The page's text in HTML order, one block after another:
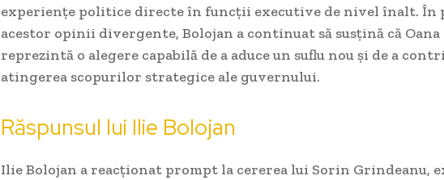
experiențe politice directe în funcții executive de nivel înalt. În
acestor opinii divergente, Bolojan a continuat să susțină că
reprezintă o alegere capabilă de a aduce un suflu nou și de a
atingerea scopurilor strategice ale guvernului.
Răspunsul lui Ilie Bolojan
Ilie Bolojan a reacționat prompt la cererea lui Sorin Grindeanu,